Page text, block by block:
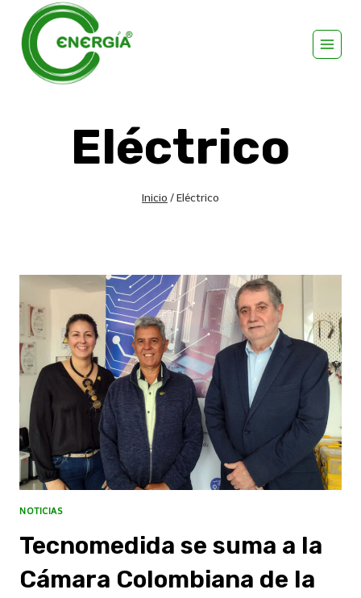
Eléctrico
Inicio /Eléctrico
NOTICIAS
Tecnomedida se suma a la
Cámara Colombiana de la